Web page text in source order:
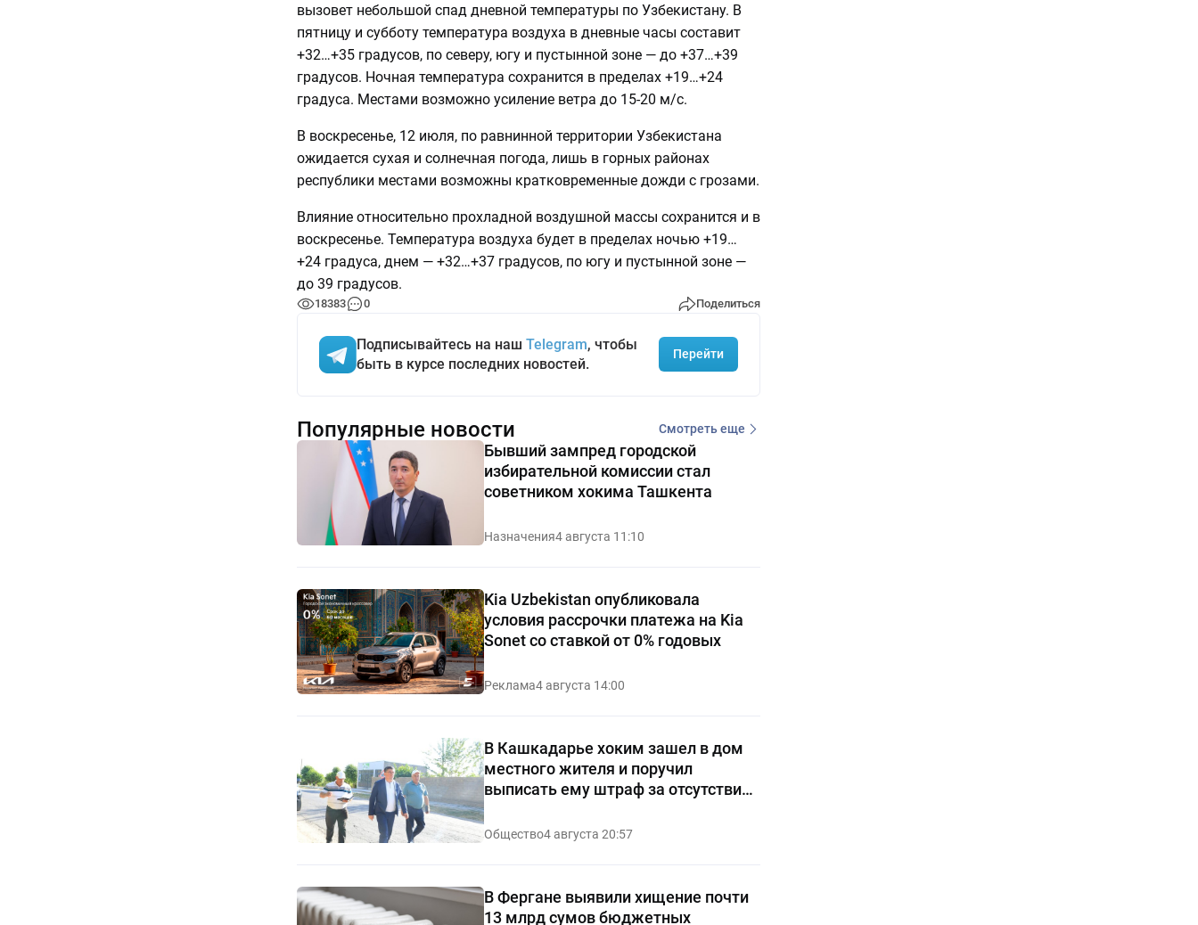
вызовет небольшой спад дневной температуры по Узбекистану. В
пятницу и субботу температура воздуха в дневные часы составит
+32…+35 градусов, по северу, югу и пустынной зоне — до +37…+39
градусов. Ночная температура сохранится в пределах +19…+24
градуса. Местами возможно усиление ветра до 15-20 м/с.
В воскресенье, 12 июля, по равнинной территории Узбекистана
ожидается сухая и солнечная погода, лишь в горных районах
республики местами возможны кратковременные дожди с грозами.
Влияние относительно прохладной воздушной массы сохранится и в
воскресенье. Температура воздуха будет в пределах ночью +19…
+24 градуса, днем — +32…+37 градусов, по югу и пустынной зоне —
до 39 градусов.
18383 0 Поделиться
Подписывайтесь на наш Telegram, чтобы
быть в курсе последних новостей.
Перейти
Популярные новости Смотреть еще
Бывший зампред городской
избирательной комиссии стал
советником хокима Ташкента
Назначения4 августа 11:10
Kia Uzbekistan опубликовала
условия рассрочки платежа на Kia
Sonet со ставкой от 0% годовых
Реклама4 августа 14:00
В Кашкадарье хоким зашел в дом
местного жителя и поручил
выписать ему штраф за отсутствие
чистоты — видео
Общество4 августа 20:57
В Фергане выявили хищение почти
13 млрд сумов бюджетных